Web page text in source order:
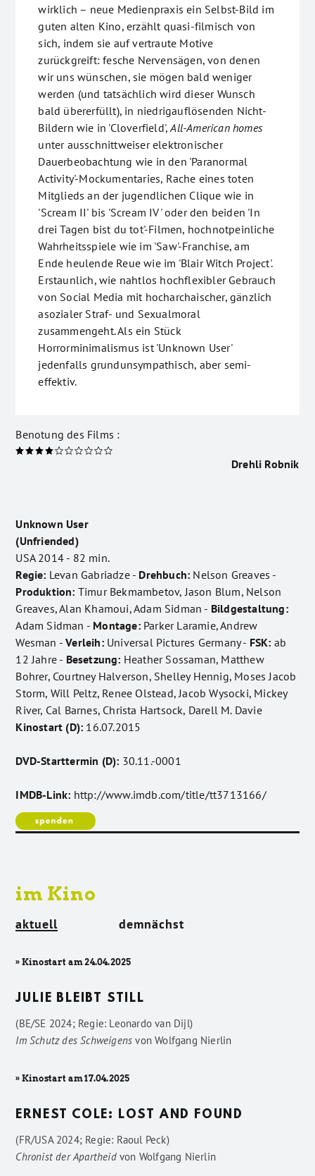
wirklich – neue Medienpraxis ein Selbst-Bild im
guten alten Kino, erzählt quasi-filmisch von
sich, indem sie auf vertraute Motive
zurückgreift: fesche Nervensägen, von denen
wir uns wünschen, sie mögen bald weniger
werden (und tatsächlich wird dieser Wunsch
bald übererfüllt), in niedrigauflösenden Nicht-
Bildern wie in 'Cloverfield',All-American homes
unter ausschnittweiser elektronischer
Dauerbeobachtung wie in den 'Paranormal
Activity'-Mockumentaries, Rache eines toten
Mitglieds an der jugendlichen Clique wie in
'Scream II' bis 'Scream IV' oder den beiden 'In
drei Tagen bist du tot'-Filmen, hochnotpeinliche
Wahrheitsspiele wie im 'Saw'-Franchise, am
Ende heulende Reue wie im 'Blair Witch Project'.
Erstaunlich, wie nahtlos hochflexibler Gebrauch
von Social Media mit hocharchaischer, gänzlich
asozialer Straf- und Sexualmoral
zusammengeht. Als ein Stück
Horrorminimalismus ist 'Unknown User'
jedenfalls grundunsympathisch, aber semi-
effektiv.
Benotung des Films :
Drehli Robnik
Unknown User
(Unfriended)
USA 2014 - 82 min.
Regie: Levan Gabriadze - Drehbuch: Nelson Greaves -
Produktion: Timur Bekmambetov, Jason Blum, Nelson
Greaves, Alan Khamoui, Adam Sidman - Bildgestaltung:
Adam Sidman - Montage:Parker Laramie, Andrew
Wesman -Verleih:Universal Pictures Germany - FSK: ab
12 Jahre - Besetzung: Heather Sossaman, Matthew
Bohrer, Courtney Halverson, Shelley Hennig, Moses Jacob
Storm, Will Peltz, Renee Olstead, Jacob Wysocki, Mickey
River, Cal Barnes, Christa Hartsock, Darell M. Davie
Kinostart (D): 16.07.2015
DVD-Starttermin (D): 30.11.-0001
IMDB-Link: http://www.imdb.com/title/tt3713166/
im Kino
aktuell demnächst
» Kinostart am 24.04.2025
JULIE BLEIBT STILL
(BE/SE 2024; Regie: Leonardo van Dijl)
Im Schutz des Schweigens vonWolfgang Nierlin
» Kinostart am 17.04.2025
ERNEST COLE: LOST AND FOUND
(FR/USA 2024; Regie: Raoul Peck)
Chronist der Apartheidvon Wolfgang Nierlin